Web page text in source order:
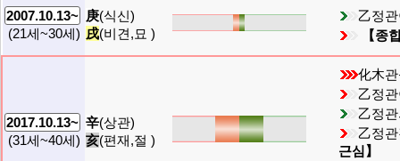
2007.10.13~
(21세~30세)
庚(식신)
戌(비견,묘 )
乙정
【종
2017.10.13~
(31세~40세)
辛(상관)
亥(편재,절 )
化木
乙정
乙정
乙정
근심】